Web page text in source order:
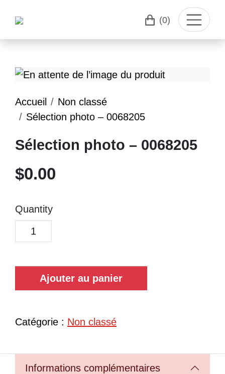
(0)
Accueil
Non classé
Sélection photo – 0068205
Sélection photo – 0068205
$0.00
Quantity
Ajouter au panier
Catégorie : Non classé
Informations complémentaires